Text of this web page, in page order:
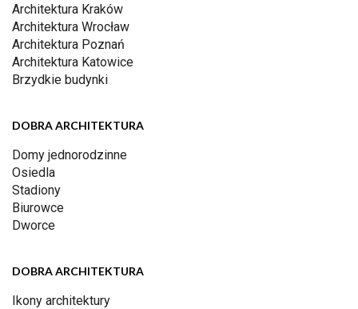
Architektura Kraków
Architektura Wrocław
Architektura Poznań
Architektura Katowice
Brzydkie budynki
DOBRA ARCHITEKTURA
Domy jednorodzinne
Osiedla
Stadiony
Biurowce
Dworce
DOBRA ARCHITEKTURA
Ikony architektury